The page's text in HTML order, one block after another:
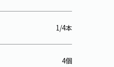
1/4本
4個